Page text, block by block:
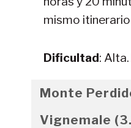
mismo
Dificultad:
Monte
Vignemale